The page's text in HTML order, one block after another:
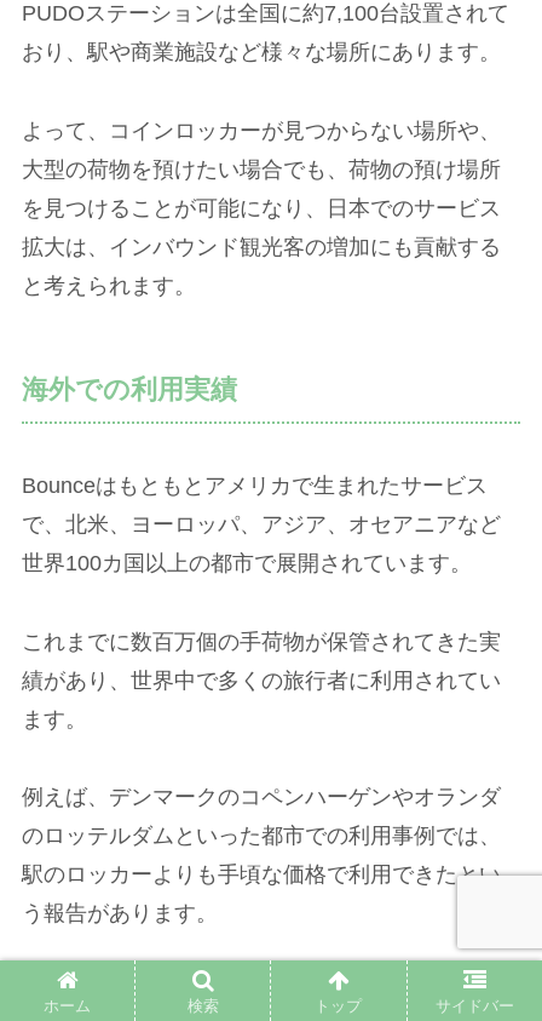
PUDOステーションは全国に約7,100台設置されて
おり、駅や商業施設など様々な場所にあります。
よって、コインロッカーが見つからない場所や、
大型の荷物を預けたい場合でも、荷物の預け場所
を見つけることが可能になり、日本でのサービス
拡大は、インバウンド観光客の増加にも貢献する
と考えられます。
海外での利用実績
Bounceはもともとアメリカで生まれたサービス
で、北米、ヨーロッパ、アジア、オセアニアなど
世界100カ国以上の都市で展開されています。
これまでに数百万個の手荷物が保管されてきた実
績があり、世界中で多くの旅行者に利用されてい
ます。
例えば、デンマークのコペンハーゲンやオランダ
のロッテルダムといった都市での利用事例では、
駅のロッカーよりも手頃な価格で利用できたとい
う報告があります。
また、主要な観光地の駅や空港周辺だけでなく、
ホーム 検索 トップ サイドバー